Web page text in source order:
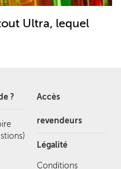
Ultra, lequel
? Accès
revendeurs
Légalité
Conditions